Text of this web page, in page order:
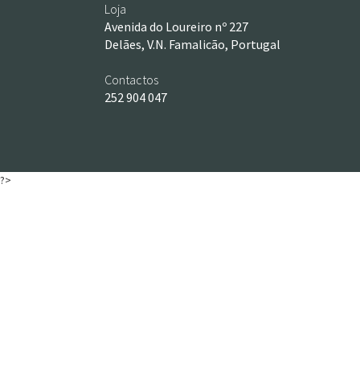
Loja
Avenida do Loureiro nº 227
Delães, V.N. Famalicão, Portugal
Contactos
252 904 047
?>